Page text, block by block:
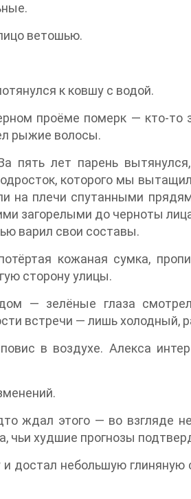
ветошью.
к ковшу с водой.
проёме померк — кто-то
рыжие волосы.
пять лет парень
которого мы
на плечи спутанными
загорелыми до черноты
варил свои составы.
кожаная сумка,
сторону улицы.
— зелёные глаза
встречи — лишь холодный,
в воздухе. Алекса
ждал этого — во взгляде
чьи худшие прогнозы
и достал небольшую глиняную